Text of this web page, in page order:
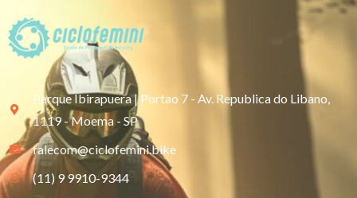
Parque Ibirapuera | Portao 7 - Av. Republica do Libano,
1119 - Moema - SP
falecom@ciclofemini.bike
(11) 9 9910-9344